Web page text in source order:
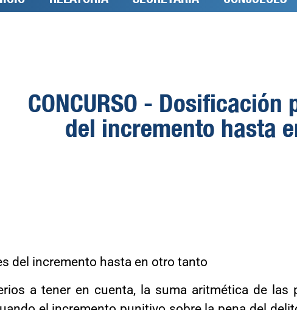
CONCURSO -
del incremento hasta
del incremento hasta en otro tanto
a tener en cuenta, la suma aritmética de las